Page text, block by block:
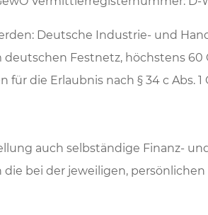
Deutsche Industrie- und
deutschen Festnetz, höchstens
die Erlaubnis nach § 34 c Abs. 1
auch selbständige Finanz-
bei der jeweiligen,